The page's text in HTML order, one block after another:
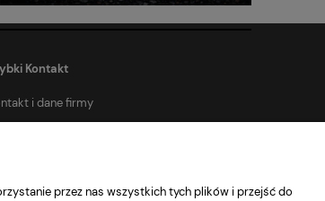
Kontakt
i dane firmy
przez nas wszystkich tych plików i przejść do